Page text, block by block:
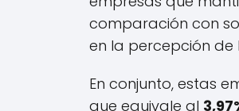
comparación con
en la percepción de
En conjunto, estas
que equivale al